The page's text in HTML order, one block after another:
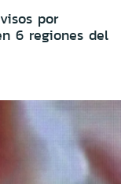
por
6 regiones del